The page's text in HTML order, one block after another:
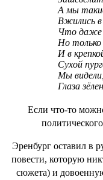
А мы
Вжились в
Что даже
Но только
И в
Сухой
Мы
Глаза
Если что-то
Эренбург оставил в
повести, которую
сюжета) и